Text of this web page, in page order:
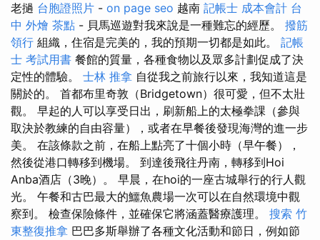
老撾 台胞證照片 - on page seo 越南 記帳士 成本會計 台
中 外燴 茶點 - 貝馬巡遊對我來說是一種難忘的經歷。 撥筋
領行 組織，住宿是完美的，我的預期一切都是如此。 記帳
士 考試用書 餐館的質量，各種食物以及眾多計劃促成了決
定性的體驗。 士林 推拿 自從我之前旅行以來，我知道這是
關於的。 首都布里奇敦（Bridgetown）很可愛，但不太壯
觀。 早起的人可以享受日出，刷新船上的太極拳課（參與
取決於教練的自由容量），或者在早餐後發現海灣的進一步
美。 在該條款之前，在船上點亮了十個小時（早午餐），
然後從港口轉移到機場。 到達後飛往丹南，轉移到Hoi
Anba酒店（3晚）。 早晨，在hoi的一座古城舉行的行人觀
光。 午餐和古巴最大的鱷魚農場一次可以在自然環境中觀
察到。 檢查保險條件，並確保它將涵蓋醫療護理。 搜索 竹
東整復推拿 巴巴多斯舉辦了各種文化活動和節日，例如節